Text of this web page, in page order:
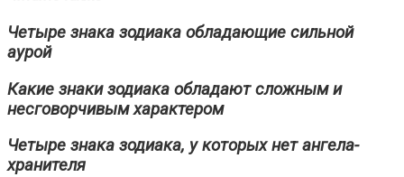
Четыре знака зодиака обладающие сильной
аурой
Какие знаки зодиака обладают сложным и
несговорчивым характером
Четыре знака зодиака, у которых нет ангела-
хранителя